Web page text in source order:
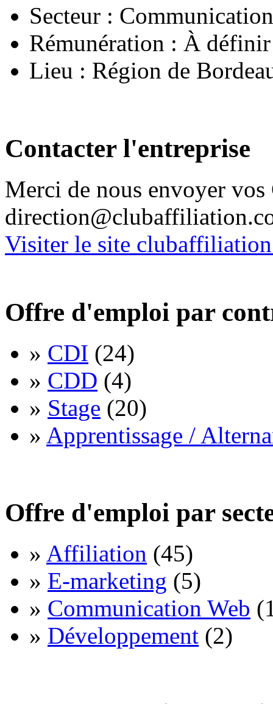
Secteur :
Rémunération : À définir
Lieu : Région de
Contacter l'entreprise
Merci de nous envoyer
Visiter le site
Offre d'emploi par
» CDI (24)
» CDD (4)
» Stage (20)
» Apprentissage /
Offre d'emploi par
» Affiliation (45)
» E-marketing (5)
» Communication Web
» Développement (2)